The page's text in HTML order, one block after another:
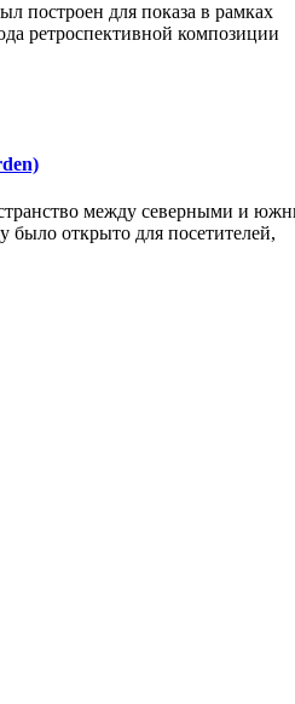
построен для показа в рамках
ретроспективной композиции
между северными и
было открыто для посетителей,